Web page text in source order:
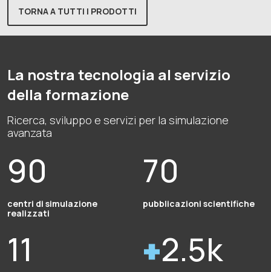
TORNA A TUTTI I PRODOTTI
La nostra tecnologia al servizio
della formazione
Ricerca, sviluppo e servizi per la simulazione
avanzata
90
centri di simulazione
realizzati
70
pubblicazioni scientifiche
11 2.5k